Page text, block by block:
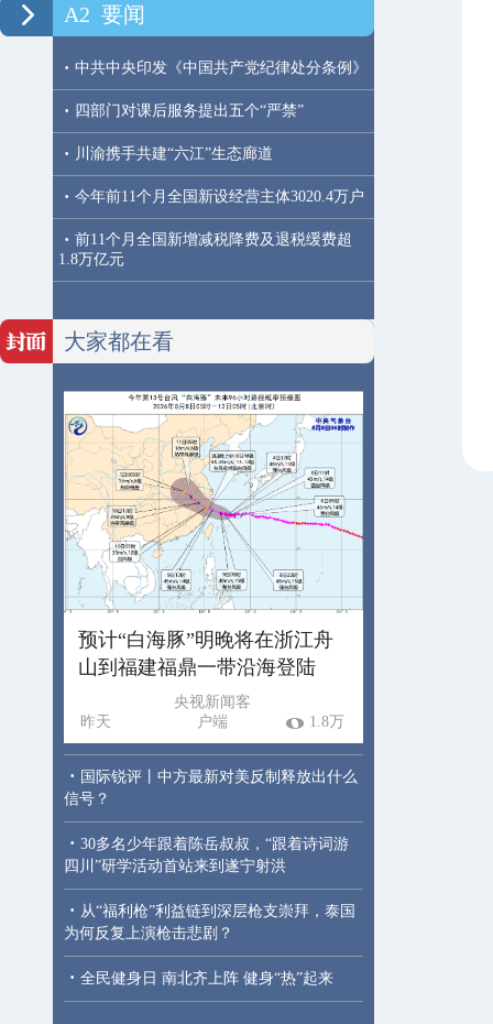
A2 要闻
· 中共中央印发《中国共产党纪律处分条例》
· 四部门对课后服务提出五个“严禁”
· 川渝携手共建“六江”生态廊道
· 今年前11个月全国新设经营主体3020.4万户
· 前11个月全国新增减税降费及退税缓费超
1.8万亿元
大家都在看
预计“白海豚”明晚将在浙江舟
山到福建福鼎一带沿海登陆
昨天
央视新闻客
户端
1.8万
· 国际锐评丨中方最新对美反制释放出什么
信号？
· 30多名少年跟着陈岳叔叔，“跟着诗词游
四川”研学活动首站来到遂宁射洪
· 从“福利枪”利益链到深层枪支崇拜，泰国
为何反复上演枪击悲剧？
· 全民健身日 南北齐上阵 健身“热”起来